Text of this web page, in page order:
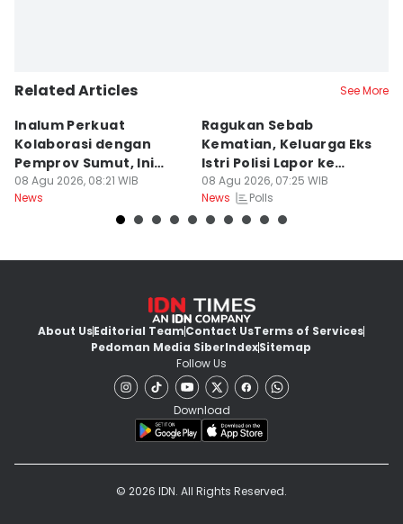
Related Articles See More
Inalum Perkuat
Kolaborasi dengan
Pemprov Sumut, Ini
Programnya
08 Agu 2026, 08:21 WIB
News
Ragukan Sebab
Kematian, Keluarga Eks
Istri Polisi Lapor ke
Polda
08 Agu 2026, 07:25 WIB
News
Polls
About UsEditorial TeamContact UsTerms of Services
Pedoman Media SiberIndexSitemap
Follow Us
Download
© 2026 IDN. All Rights Reserved.